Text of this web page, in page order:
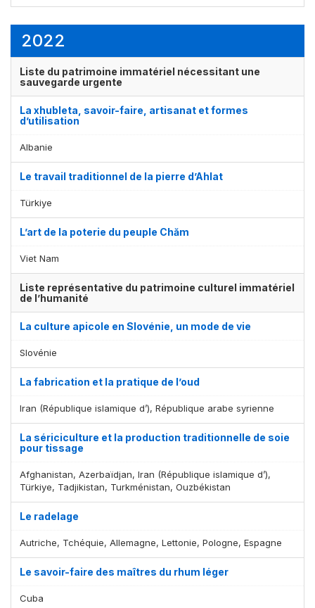
2022
Liste du patrimoine immatériel nécessitant une
sauvegarde urgente
La xhubleta, savoir-faire, artisanat et formes
d’utilisation
Albanie
Le travail traditionnel de la pierre d’Ahlat
Türkiye
L’art de la poterie du peuple Chăm
Viet Nam
Liste représentative du patrimoine culturel immatériel
de l’humanité
La culture apicole en Slovénie, un mode de vie
Slovénie
La fabrication et la pratique de l’oud
Iran (République islamique d’), République arabe syrienne
La sériciculture et la production traditionnelle de soie
pour tissage
Afghanistan, Azerbaïdjan, Iran (République islamique d’),
Türkiye, Tadjikistan, Turkménistan, Ouzbékistan
Le radelage
Autriche, Tchéquie, Allemagne, Lettonie, Pologne, Espagne
Le savoir-faire des maîtres du rhum léger
Cuba